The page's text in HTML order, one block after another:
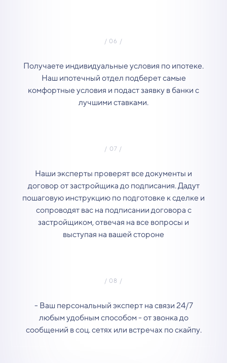
Получаете индивидуальные условия по ипотеке.
Наш ипотечный отдел подберет самые
комфортные условия и подаст заявку в банки с
лучшими ставками.
Наши эксперты проверят все документы и
договор от застройщика до подписания. Дадут
пошаговую инструкцию по подготовке к сделке и
сопроводят вас на подписании договора с
застройщиком, отвечая на все вопросы и
выступая на вашей стороне
- Ваш персональный эксперт на связи 24/7
любым удобным способом - от звонка до
сообщений в соц. сетях или встречах по скайпу.